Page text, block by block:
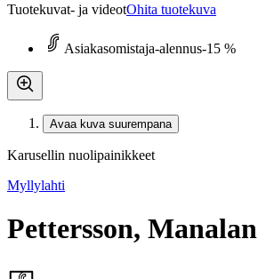
Tuotekuvat- ja videotOhita tuotekuva
Asiakasomistaja-alennus-15 %
Avaa kuva suurempana
Karusellin nuolipainikkeet
Myllylahti
Pettersson,